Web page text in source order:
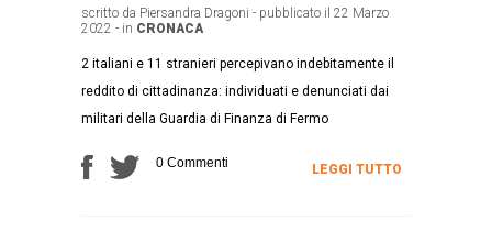
scritto da Piersandra Dragoni - pubblicato il 22 Marzo
2022 - in CRONACA
2 italiani e 11 stranieri percepivano indebitamente il
reddito di cittadinanza: individuati e denunciati dai
militari della Guardia di Finanza di Fermo
0 Commenti LEGGI TUTTO